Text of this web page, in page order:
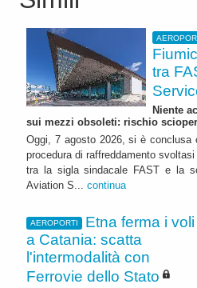
tra
Niente
sui mezzi obsoleti: rischio
Oggi, 7 agosto 2026, si è conclusa
procedura di raffreddamento
tra la sigla sindacale FAST e la
Aviation S... continua
AEROPORTI
Etna ferma i voli
a Catania: scatta
l'intermodalità con
Ferrovie dello Stato